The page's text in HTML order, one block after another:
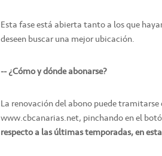
Esta fase está abierta tanto a los que
deseen buscar una mejor ubicación.
-- ¿Cómo y dónde abonarse?
La renovación del abono puede
www.cbcanarias.net, pinchando en el
respecto a las últimas temporadas, en